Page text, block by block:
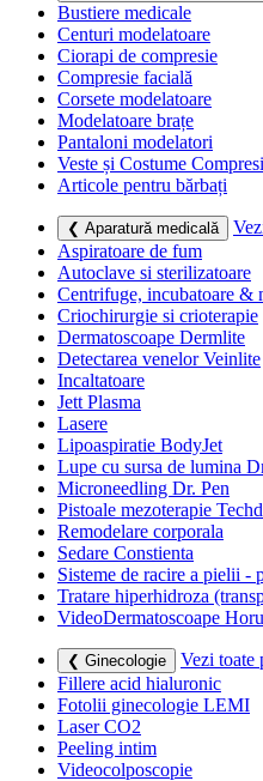
Bustiere medicale
Centuri modelatoare
Ciorapi de compresie
Compresie facială
Corsete modelatoare
Modelatoare brațe
Pantaloni modelatori
Veste și Costume
Articole pentru bărbați
❮ Aparatură medicală
Aspiratoare de fum
Autoclave si sterilizatoare
Centrifuge, incubatoare &
Criochirurgie si crioterapie
Dermatoscoape Dermlite
Detectarea venelor Veinlite
Incaltatoare
Jett Plasma
Lasere
Lipoaspiratie BodyJet
Lupe cu sursa de lumina
Microneedling Dr. Pen
Pistoale mezoterapie
Remodelare corporala
Sedare Constienta
Sisteme de racire a pielii -
Tratare hiperhidroza
VideoDermatoscoape
❮ Ginecologie
Vezi toate
Fillere acid hialuronic
Fotolii ginecologie LEMI
Laser CO2
Peeling intim
Videocolposcopie